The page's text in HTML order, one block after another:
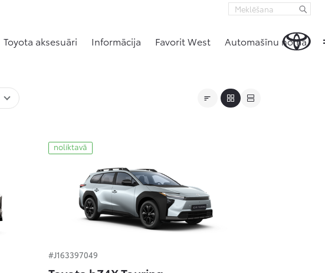
Toyota aksesuāri Informācija Favorit West Automašīnu noma
noliktavā
#J163397049